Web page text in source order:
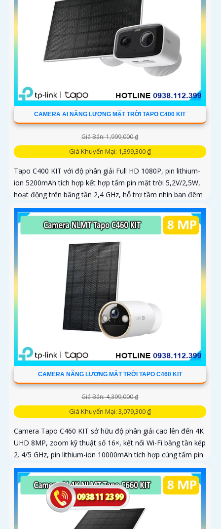
CAMERA AI NĂNG LƯỢNG MẶT TRỜI TAPO C400 KIT
Giá Bán: 1,999,000 ₫
Giá Khuyến Mại: 1,399,300 ₫
Tapo C400 KIT với độ phân giải Full HD 1080P, pin lithium-
ion 5200mAh tích hợp kết hợp tấm pin mặt trời 5,2V/2,5W,
hoạt động trên băng tần 2,4 GHz, hỗ trợ tầm nhìn ban đêm
có màu lên đến 9m, phát hiện chuyển động và con người
bằng AI, đồng thời lưu trữ dữ liệu qua thẻ microSD lên đến
CAMERA NĂNG LƯỢNG MẶT TRỜI TAPO C460 KIT
Giá Bán: 4,399,000 ₫
Giá Khuyến Mại: 3,079,300 ₫
Camera Tapo C460 KIT sở hữu độ phân giải cao lên đến 4K
UHD 8MP, zoom kỹ thuật số 16×, kết nối Wi-Fi băng tần kép
2. 4/5 GHz, pin lithium-ion 10000mAh tích hợp cùng tấm pin
năng lượng mặt trời 5